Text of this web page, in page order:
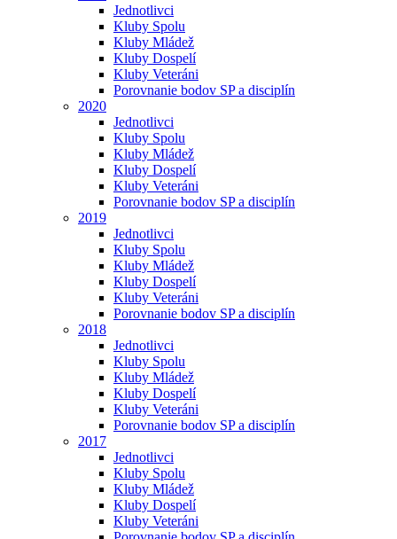
Jednotlivci
Kluby Spolu
Kluby Mládež
Kluby Dospelí
Kluby Veteráni
Porovnanie bodov SP a disciplín
2020
Jednotlivci
Kluby Spolu
Kluby Mládež
Kluby Dospelí
Kluby Veteráni
Porovnanie bodov SP a disciplín
2019
Jednotlivci
Kluby Spolu
Kluby Mládež
Kluby Dospelí
Kluby Veteráni
Porovnanie bodov SP a disciplín
2018
Jednotlivci
Kluby Spolu
Kluby Mládež
Kluby Dospelí
Kluby Veteráni
Porovnanie bodov SP a disciplín
2017
Jednotlivci
Kluby Spolu
Kluby Mládež
Kluby Dospelí
Kluby Veteráni